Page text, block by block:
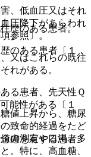
、低血圧又はそれ
圧降下があらわれ
参照〕。
又はこれらの既往
れがある。
る患者、先天性Ｑ
能性がある〔１
慮を有する患者：
歴のある患者。
のある患者〔１．
値上昇から、糖尿
致命的経過をたど
の測定や口渇、多
。特に、高血糖、